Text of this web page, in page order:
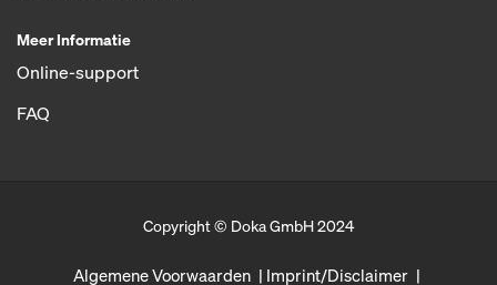
Meer Informatie
Online-support
FAQ
Copyright © Doka GmbH 2024
Algemene Voorwaarden Imprint/Disclaimer